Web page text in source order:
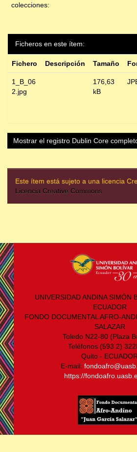
colecciones:
Ficheros en este ítem:
Fichero Descripción Tamaño
1_B_06
2.jpg
176,63
kB
Mostrar el registro Dublin Core
Este ítem está sujeto a una licencia
Licencia Creative Commons
UNIVERSIDAD ANDINA SIMÓN
ECUADOR
FONDO DOCUMENTAL AFRO-
SALAZAR
Toledo N22-80 (Plaza
Teléfonos (593 2)
Quito - ECUADOR
E-mail:
https://